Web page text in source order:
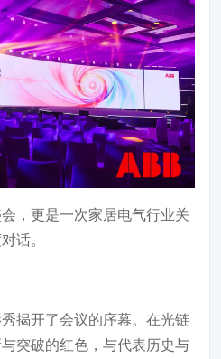
，更是一次家居电气行业关
话。
揭开了会议的序幕。在光链
突破的红色，与代表历史与